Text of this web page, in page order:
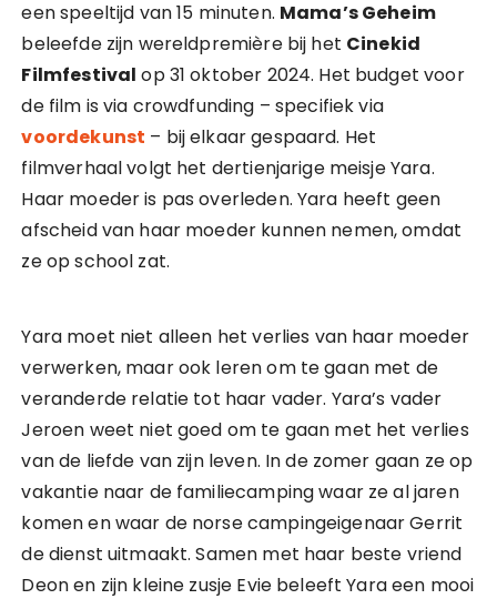
een speeltijd van 15 minuten. Mama’s Geheim
beleefde zijn wereldpremière bij het Cinekid
Filmfestival op 31 oktober 2024. Het budget voor
de film is via crowdfunding – specifiek via
voordekunst – bij elkaar gespaard. Het
filmverhaal volgt het dertienjarige meisje Yara.
Haar moeder is pas overleden. Yara heeft geen
afscheid van haar moeder kunnen nemen, omdat
ze op school zat.
Yara moet niet alleen het verlies van haar moeder
verwerken, maar ook leren om te gaan met de
veranderde relatie tot haar vader. Yara’s vader
Jeroen weet niet goed om te gaan met het verlies
van de liefde van zijn leven. In de zomer gaan ze op
vakantie naar de familiecamping waar ze al jaren
komen en waar de norse campingeigenaar Gerrit
de dienst uitmaakt. Samen met haar beste vriend
Deon en zijn kleine zusje Evie beleeft Yara een mooi